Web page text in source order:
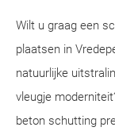
Wilt u graag een
plaatsen in
natuurlijke
vleugje
beton schutting